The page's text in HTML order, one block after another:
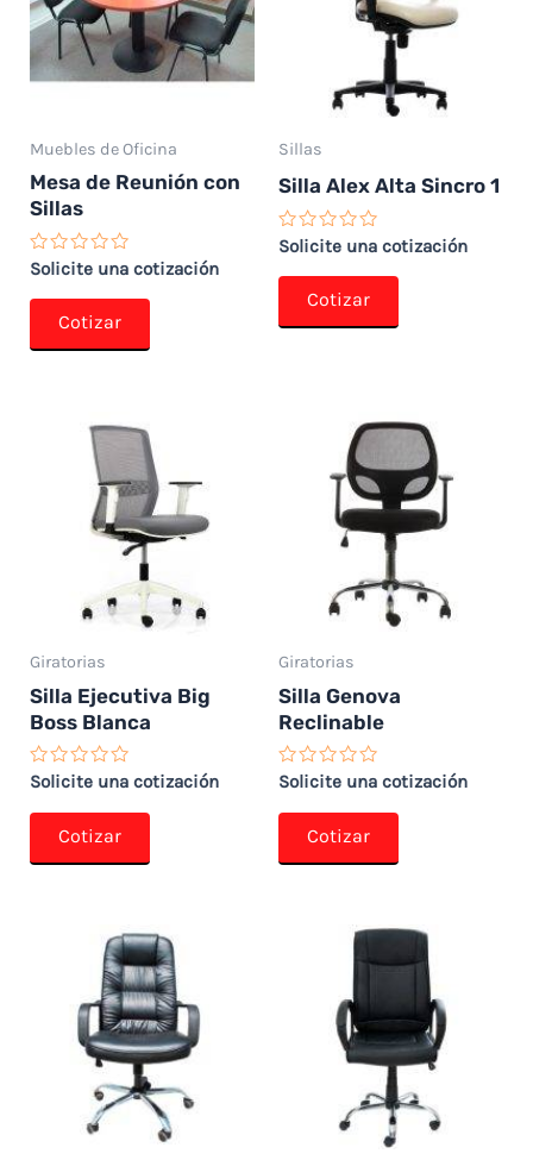
Muebles de Oficina
Mesa de Reunión con
Sillas
Valorado
con
0
Solicite una cotización
Cotizar
Sillas
Silla Alex Alta Sincro 1
Valorado
con
0
Solicite una cotización
Cotizar
Giratorias
Silla Ejecutiva Big
Boss Blanca
Valorado
0
Solicite una cotización
Cotizar
Giratorias
Silla Genova
Reclinable
Valorado
0
Solicite una cotización
Cotizar